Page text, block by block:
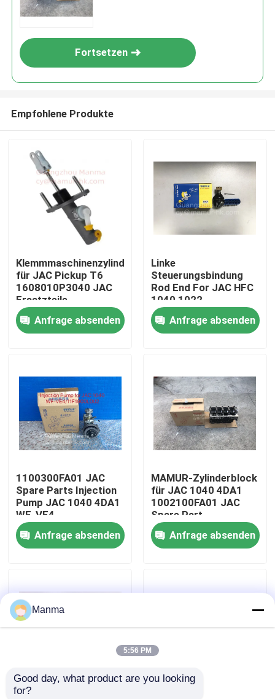
Produkte
Über uns
Qualitätskontrolle
Treten Sie mit uns in Verbindung
LKW-Autoteil
Isuzu Engine Parts
Fortsetzen
Empfohlene Produkte
Klemmmaschinenzylinder
für JAC Pickup T6
1608010P3040 JAC
Ersatzteile
Anfrage absenden
Linke
Steuerungsbindung
Rod End For JAC HFC
1040 1022
3003520D306
Anfrage absenden
1100300FA01 JAC
Spare Parts Injection
Pump JAC 1040 4DA1
WF-VE4
11F1900L002
Anfrage absenden
MAMUR-Zylinderblock
für JAC 1040 4DA1
1002100FA01 JAC
Spare Part
Anfrage absenden
3510010Q13AA-N
Manma
5:56 PM
Good day, what product are you looking
for?